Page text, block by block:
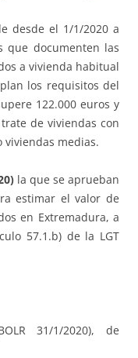
desde el 1/1/2020 a
que documenten las
a vivienda habitual
los requisitos del
122.000 euros y
de viviendas con
viviendas medias.
la que se aprueban
estimar el valor de
en Extremadura, a
57.1.b) de la LGT
31/1/2020), de